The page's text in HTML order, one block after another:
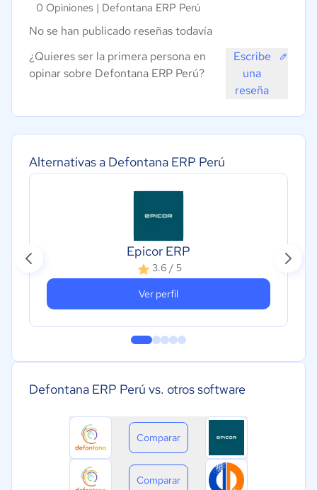
Alternativas a Defontana ERP Perú
Epicor ERP
3.6 / 5
Ver perfil
Defontana ERP Perú vs. otros software
Comparar
Comparar
0 Opiniones | Defontana ERP Perú
No se han publicado reseñas todavía
¿Quieres ser la primera persona en
opinar sobre Defontana ERP Perú?
Escribe
una
reseña